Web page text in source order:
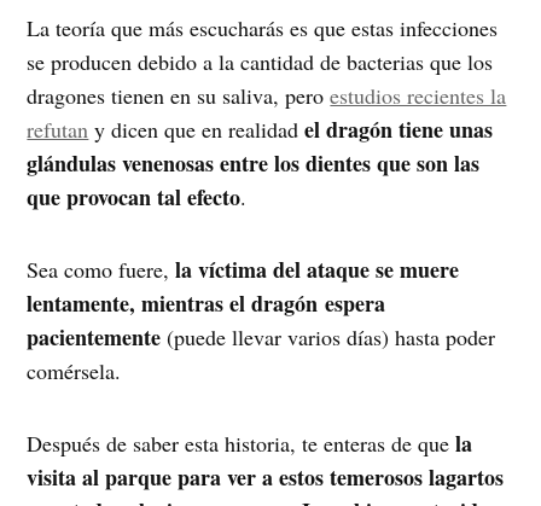
La teoría que más escucharás es que estas infecciones
se producen debido a la cantidad de bacterias que los
dragones tienen en su saliva, peroestudios recientes la
refutan y dicen que en realidadel dragón tiene unas
glándulas venenosas entre los dientes que son las
que provocan tal efecto.
Sea como fuere,la víctima del ataque se muere
lentamente, mientras el dragón espera
pacientemente (puede llevar varios días) hasta poder
comérsela.
Después de saber esta historia, te enteras de quela
visita al parque para ver a estos temerosos lagartos